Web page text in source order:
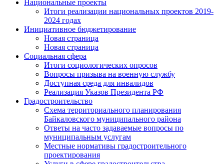
Национальные проекты
Итоги реализации национальных проектов 2019-
2024 годах
Инициативное бюджетирование
Новая страница
Новая страница
Социальная сфера
Итоги социологических опросов
Вопросы призыва на военную службу
Доступная среда для инвалидов
Реализация Указов Президента РФ
Градостроительство
Схема территориального планирования
Байкаловского муниципального района
Ответы на часто задаваемые вопросы по
муниципальным услугам
Местные нормативы градостроительного
проектирования